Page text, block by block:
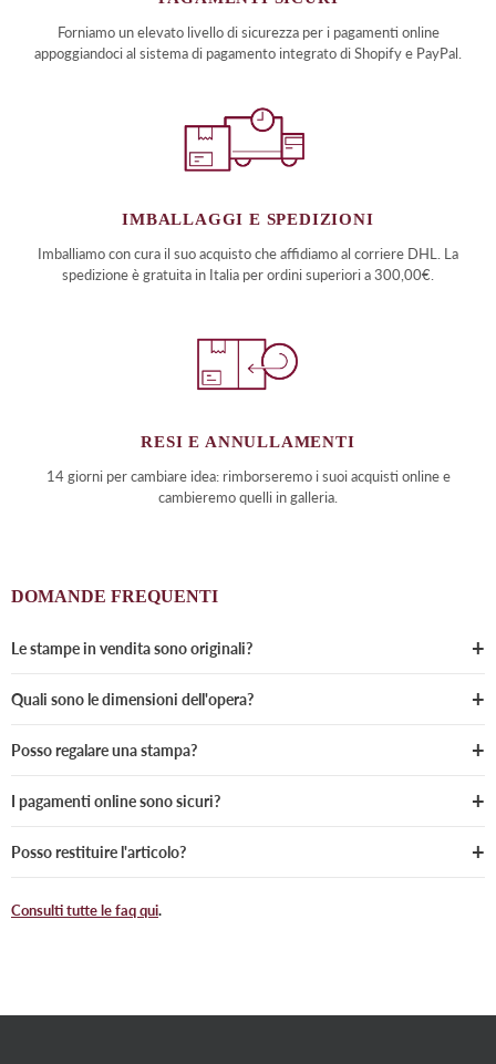
Forniamo un elevato livello di sicurezza per i pagamenti online
appoggiandoci al sistema di pagamento integrato di Shopify e PayPal.
IMBALLAGGI E SPEDIZIONI
Imballiamo con cura il suo acquisto che affidiamo al corriere DHL. La
spedizione è gratuita in Italia per ordini superiori a 300,00€.
RESI E ANNULLAMENTI
14 giorni per cambiare idea: rimborseremo i suoi acquisti online e
cambieremo quelli in galleria.
DOMANDE FREQUENTI
Le stampe in vendita sono originali?
Quali sono le dimensioni dell'opera?
Posso regalare una stampa?
I pagamenti online sono sicuri?
Posso restituire l'articolo?
Consulti tutte le faq qui.